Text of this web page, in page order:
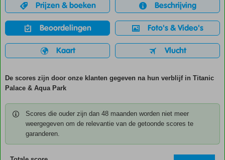
Prijzen & boeken Beschrijving
Beoordelingen Foto's & Video's
Kaart Vlucht
De scores zijn door onze klanten gegeven na hun verblijf in Titanic
Palace & Aqua Park
Scores die ouder zijn dan 48 maanden worden niet meer
weergegeven om de relevantie van de getoonde scores te
garanderen.